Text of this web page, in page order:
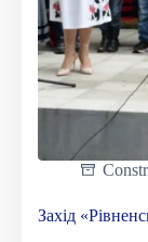
Захід